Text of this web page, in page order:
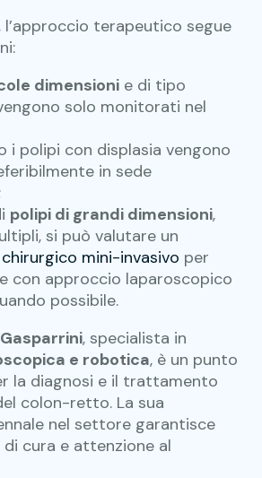
l’approccio terapeutico segue
dimensioni e di tipo
solo monitorati nel
i polipi con displasia vengono
in sede
polipi di grandi dimensioni,
si può valutare un
mini-invasivo per
con approccio laparoscopico
possibile.
, specialista in
e robotica, è un punto
la diagnosi e il trattamento
colon-retto. La sua
nel settore garantisce
cura e attenzione al